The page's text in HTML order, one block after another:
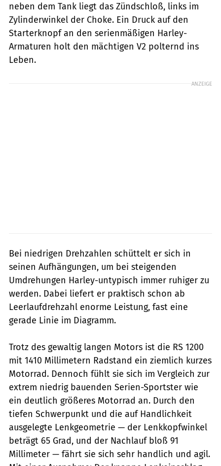
neben dem Tank liegt das Zündschloß, links im
Zylinderwinkel der Choke. Ein Druck auf den
Starterknopf an den serienmäßigen Harley-
Armaturen holt den mächtigen V2 polternd ins
Leben.
ANZEIGE
Bei niedrigen Drehzahlen schüttelt er sich in
seinen Aufhängungen, um bei steigenden
Umdrehungen Harley-untypisch immer ruhiger zu
werden. Dabei liefert er praktisch schon ab
Leerlaufdrehzahl enorme Leistung, fast eine
gerade Linie im Diagramm.
Trotz des gewaltig langen Motors ist die RS 1200
mit 1410 Millimetern Radstand ein ziemlich kurzes
Motorrad. Dennoch fühlt sie sich im Vergleich zur
extrem niedrig bauenden Serien-Sportster wie
ein deutlich größeres Motorrad an. Durch den
tiefen Schwerpunkt und die auf Handlichkeit
ausgelegte Lenkgeometrie — der Lenkkopfwinkel
beträgt 65 Grad, und der Nachlauf bloß 91
Millimeter — fährt sie sich sehr handlich und agil.